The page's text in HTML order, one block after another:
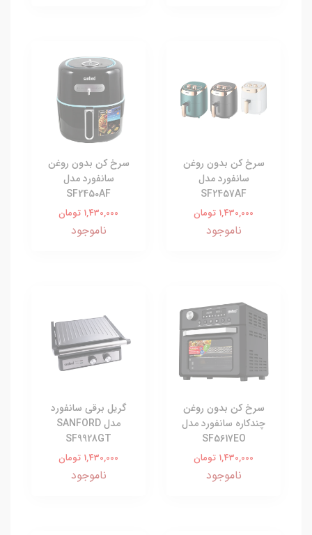
سرخ کن بدون روغن
سانفورد مدل
SF2457AF
1,430,000 تومان
ناموجود
سرخ کن بدون روغن
سانفورد مدل
SF2450AF
1,430,000 تومان
ناموجود
سرخ کن بدون روغن
چندکاره سانفورد مدل
SF5617EO
1,430,000 تومان
ناموجود
گریل برقی سانفورد
مدل SANFORD
SF9928GT
1,430,000 تومان
ناموجود